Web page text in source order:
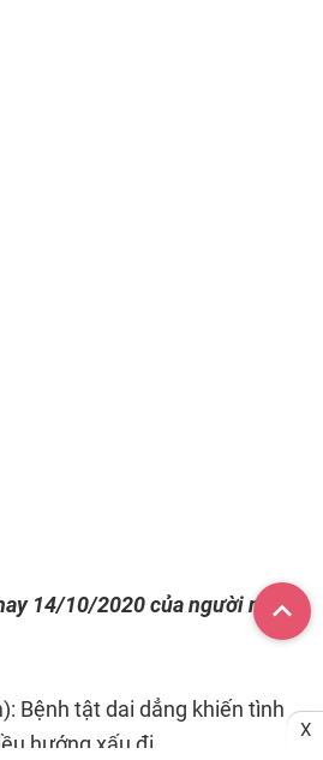
14/10/2020 của người người
Bệnh tật dai dẳng khiến tình
hướng xấu đi
X